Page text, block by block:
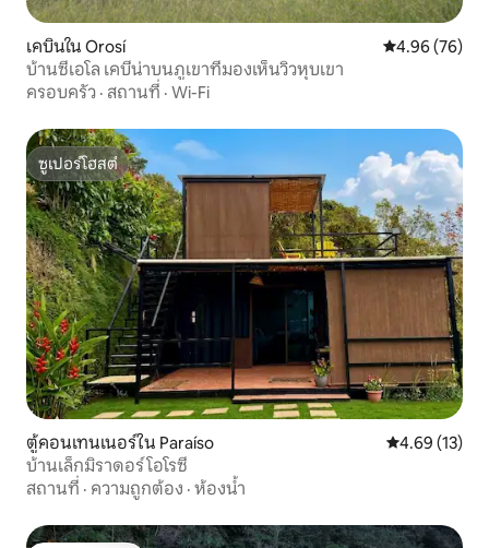
เคบินใน Orosí คะแนนเฉลี่ย
4.96 (76)
บ้านซีเอโล เคบีน่าบนภูเขาที่มองเห็นวิวหุบเขา
ครอบครัว · สถานที่ · Wi-Fi
ซูเปอร์โฮสต์
ซูเปอร์โฮสต์
ตู้คอนเทนเนอร์ใน Paraíso คะแนนเฉลี่ย
4.69 (13)
บ้านเล็กมิราดอร์ โอโรซี
สถานที่ · ความถูกต้อง · ห้องน้ำ